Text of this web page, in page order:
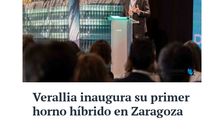
Verallia inaugura su primer
horno híbrido en Zaragoza